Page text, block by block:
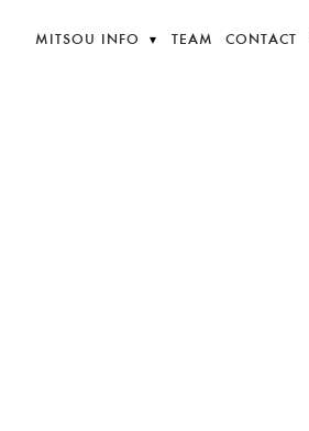
MITSOU INFO TEAM CONTACT